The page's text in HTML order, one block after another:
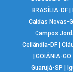
BRASÍLIA-DF|
Caldas Novas-
Campos
Ceilândia-DF|
GOIÂNIA-GO
Guarujá-SP